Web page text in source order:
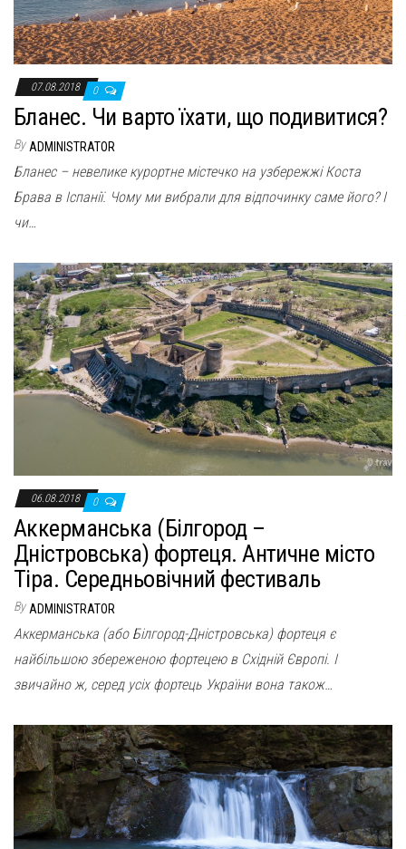
07.08.2018 0
Бланес. Чи варто їхати, що подивитися?
By ADMINISTRATOR
Бланес – невелике курортне містечко на узбережжі Коста
Брава в Іспанії. Чому ми вибрали для відпочинку саме його? І
чи…
06.08.2018 0
Аккерманська (Білгород –
Дністровська) фортеця. Античне місто
Тіра. Середньовічний фестиваль
By ADMINISTRATOR
Аккерманська (або Білгород-Дністровська) фортеця є
найбільшою збереженою фортецею в Східній Європі. І
звичайно ж, серед усіх фортець України вона також…